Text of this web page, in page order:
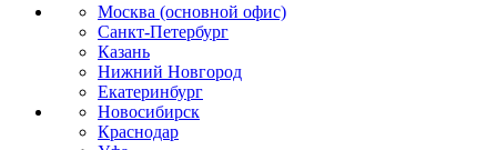
Москва (основной офис)
Санкт-Петербург
Казань
Нижний Новгород
Екатеринбург
Новосибирск
Краснодар